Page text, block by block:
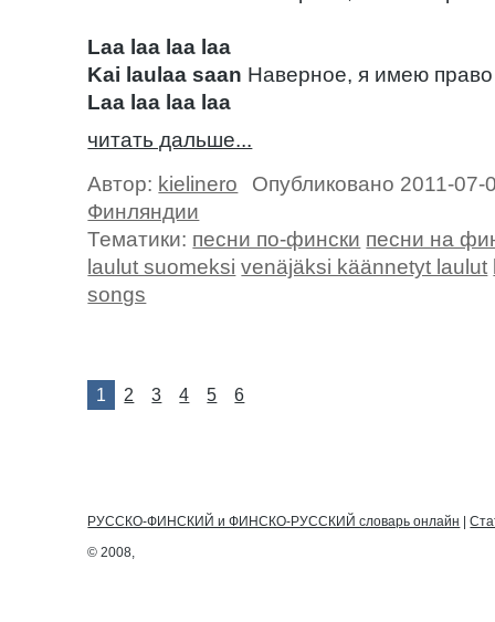
Laa laa laa laa
Kai laulaa saan Наверное, я имею право
Laa laa laa laa
читать дальше...
Автор: kielinero
Опубликовано 2011-07-
Финляндии
Тематики: песни по-фински песни на
laulut suomeksi venäjäksi käännetyt laulut
songs
1 2 3 4 5 6
РУССКО-ФИНСКИЙ и ФИНСКО-РУССКИЙ словарь онлайн |
© 2008,